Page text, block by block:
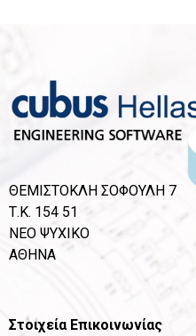
ΘΕΜΙΣΤΟΚΛΗ ΣΟΦΟΥΛΗ 7
Τ.Κ. 154 51
ΝΕΟ ΨΥΧΙΚΟ
ΑΘΗΝΑ
Στοιχεία Επικοινωνίας